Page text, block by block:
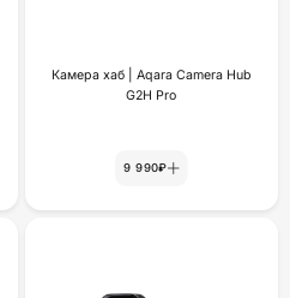
Камера хаб | Aqara Camera Hub
G2H Pro
9 990₽